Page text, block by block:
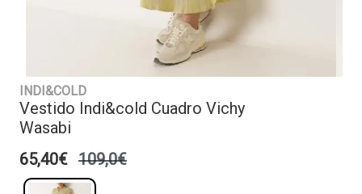
INDI&COLD
Vestido Indi&cold Cuadro Vichy
Wasabi
65,40€ 109,0€